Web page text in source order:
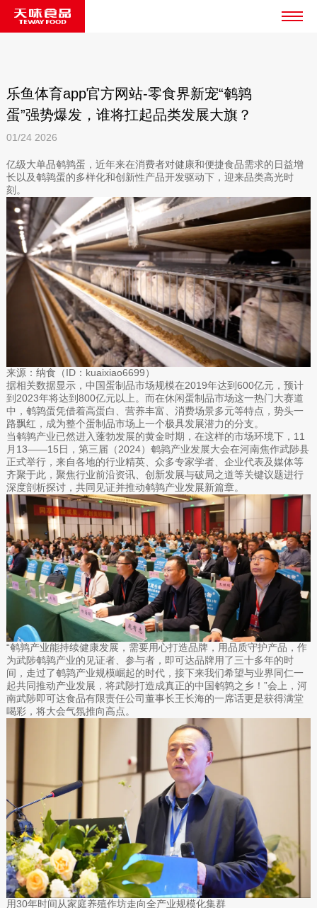
乐鱼体育app官方网站-零食界新宠“鹌鹑
蛋”强势爆发，谁将扛起品类发展大旗？
01/24 2026
亿级大单品鹌鹑蛋，近年来在消费者对健康和便捷食品需求的日益增
长以及鹌鹑蛋的多样化和创新性产品开发驱动下，迎来品类高光时
刻。
来源：纳食（ID：kuaixiao6699）
据相关数据显示，中国蛋制品市场规模在2019年达到600亿元，预计
到2023年将达到800亿元以上。而在休闲蛋制品市场这一热门大赛道
中，鹌鹑蛋凭借着高蛋白、营养丰富、消费场景多元等特点，势头一
路飘红，成为整个蛋制品市场上一个极具发展潜力的分支。
当鹌鹑产业已然进入蓬勃发展的黄金时期，在这样的市场环境下，11
月13——15日，第三届（2024）鹌鹑产业发展大会在河南焦作武陟县
正式举行，来自各地的行业精英、众多专家学者、企业代表及媒体等
齐聚于此，聚焦行业前沿资讯、创新发展与破局之道等关键议题进行
深度剖析探讨，共同见证并推动鹌鹑产业发展新篇章。
“鹌鹑产业能持续健康发展，需要用心打造品牌，用品质守护产品，作
为武陟鹌鹑产业的见证者、参与者，即可达品牌用了三十多年的时
间，走过了鹌鹑产业规模崛起的时代，接下来我们希望与业界同仁一
起共同推动产业发展，将武陟打造成真正的中国鹌鹑之乡！”会上，河
南武陟即可达食品有限责任公司董事长王长海的一席话更是获得满堂
喝彩，将大会气氛推向高点。
用30年时间从家庭养殖作坊走向全产业规模化集群